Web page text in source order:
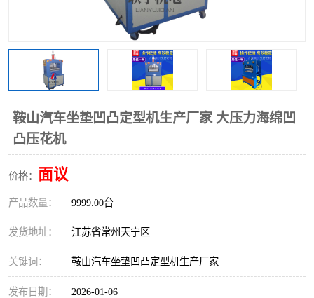
鞍山汽车坐垫凹凸定型机生产厂家 大压力海绵凹
凸压花机
价格： 面议
产品数量： 9999.00台
发货地址： 江苏省常州天宁区
关键词： 鞍山汽车坐垫凹凸定型机生产厂家
发布日期： 2026-01-06